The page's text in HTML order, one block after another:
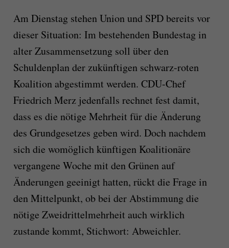
Am Dienstag stehen Union und SPD bereits vor
dieser Situation: Im bestehenden Bundestag in
alter Zusammensetzung soll über den
Schuldenplan der zukünftigen schwarz-roten
Koalition abgestimmt werden. CDU-Chef
Friedrich Merz jedenfalls rechnet fest damit,
dass es die nötige Mehrheit für die Änderung
des Grundgesetzes geben wird. Doch nachdem
sich die womöglich künftigen Koalitionäre
vergangene Woche mit den Grünen auf
Änderungen geeinigt hatten, rückt die Frage in
den Mittelpunkt, ob bei der Abstimmung die
nötige Zweidrittelmehrheit auch wirklich
zustande kommt, Stichwort: Abweichler.